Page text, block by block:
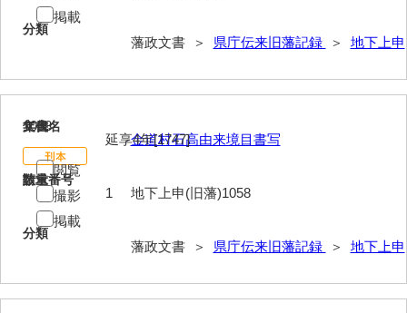
分類
藩政文書 ＞ 県庁伝来旧藩記録 ＞ 地下上申
掲載
1058
文書名
金道村石高由来境目書写
請求番号
地下上申(旧藩)1058
分類
藩政文書 ＞ 県庁伝来旧藩記録 ＞ 地下上申
年代
延享4年[1747]
数量
1
閲覧
撮影
掲載